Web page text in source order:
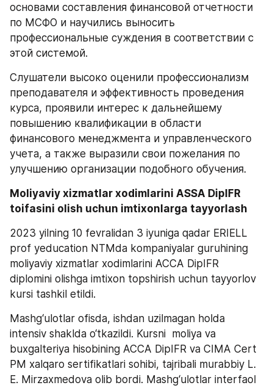
основами составления финансовой отчетности
по МСФО и научились выносить
профессиональные суждения в соответствии с
этой системой.
Слушатели высоко оценили профессионализм
преподавателя и эффективность проведения
курса, проявили интерес к дальнейшему
повышению квалификации в области
финансового менеджмента и управленческого
учета, а также выразили свои пожелания по
улучшению организации подобного обучения.
Moliyaviy xizmatlar xodimlarini ASSA DipIFR
toifasini olish uchun imtixonlarga tayyorlash
2023 yilning 10 fevralidan 3 iyuniga qadar ERIELL
prof yeducation NTMda kompaniyalar guruhining
moliyaviy xizmatlar xodimlarini ACCA DipIFR
diplomini olishga imtixon topshirish uchun tayyorlov
kursi tashkil etildi.
Mashg‘ulotlar ofisda, ishdan uzilmagan holda
intensiv shaklda o‘tkazildi. Kursni  moliya va
buxgalteriya hisobining ACCA DipIFR va CIMA Cert
PM xalqaro sertifikatlari sohibi, tajribali murabbiy L.
E. Mirzaxmedova olib bordi. Mashg‘ulotlar interfaol